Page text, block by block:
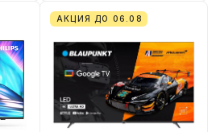
АКЦИЯ ДО 06.08